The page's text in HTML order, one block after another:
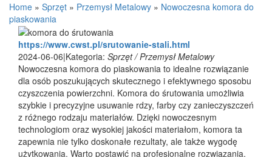
Home » Sprzęt » Przemysł Metalowy » Nowoczesna komora do
piaskowania
https://www.cwst.pl/srutowanie-stali.html
2024-06-06|Kategoria: Sprzęt / Przemysł Metalowy
Nowoczesna komora do piaskowania to idealne rozwiązanie
dla osób poszukujących skutecznego i efektywnego sposobu
czyszczenia powierzchni. Komora do śrutowania umożliwia
szybkie i precyzyjne usuwanie rdzy, farby czy zanieczyszczeń
z różnego rodzaju materiałów. Dzięki nowoczesnym
technologiom oraz wysokiej jakości materiałom, komora ta
zapewnia nie tylko doskonałe rezultaty, ale także wygodę
użytkowania. Warto postawić na profesjonalne rozwiązania,